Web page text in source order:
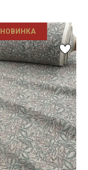
НОВИНКА